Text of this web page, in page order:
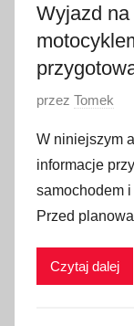
3
Wyjazd
O
u
b
l
i
w
przez Tomek
W niniejszym
informacje
samochodem
Przed
Czytaj dalej